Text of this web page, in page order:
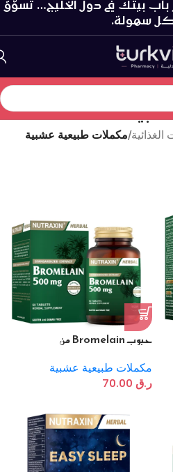
بيتك في دول الخليج… تسوّق
سهولة.
الغذائية/مكملات طبيعية عشبية
حبوب Bromelain من
حبة
مكملات طبيعية عشبية
ر.ق